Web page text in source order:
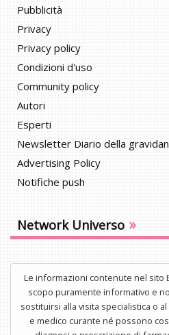
Pubblicità
Privacy
Privacy policy
Condizioni d'uso
Community policy
Autori
Esperti
Newsletter Diario della
Advertising Policy
Notifiche push
Network Universo »
Le informazioni contenute nel sito
scopo puramente informativo e
sostituirsi alla visita specialistica o
e medico curante né possono